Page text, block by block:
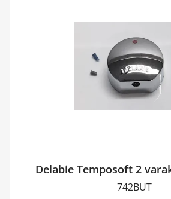
Delabie Temposoft 2
742BUT